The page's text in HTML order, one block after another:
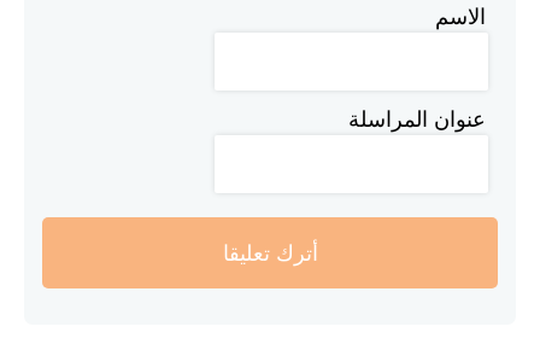
الاسم
عنوان المراسلة
أترك تعليقا